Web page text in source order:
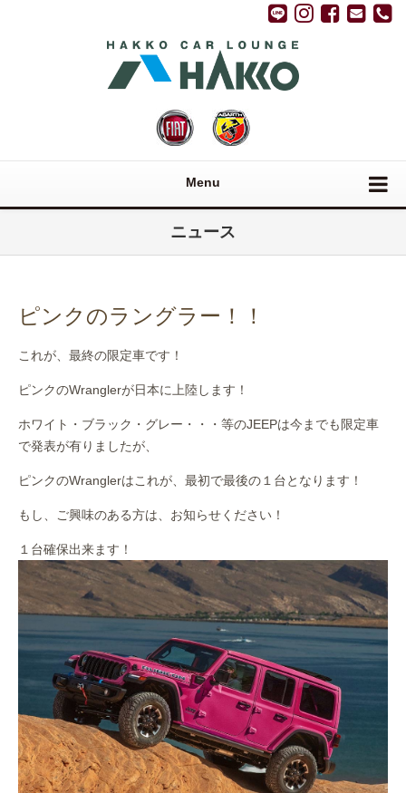
Menu
ニュース
ピンクのラングラー！！
これが、最終の限定車です！
ピンクのWranglerが日本に上陸します！
ホワイト・ブラック・グレー・・・等のJEEPは今までも限定車
で発表が有りましたが、
ピンクのWranglerはこれが、最初で最後の１台となります！
もし、ご興味のある方は、お知らせください！
１台確保出来ます！